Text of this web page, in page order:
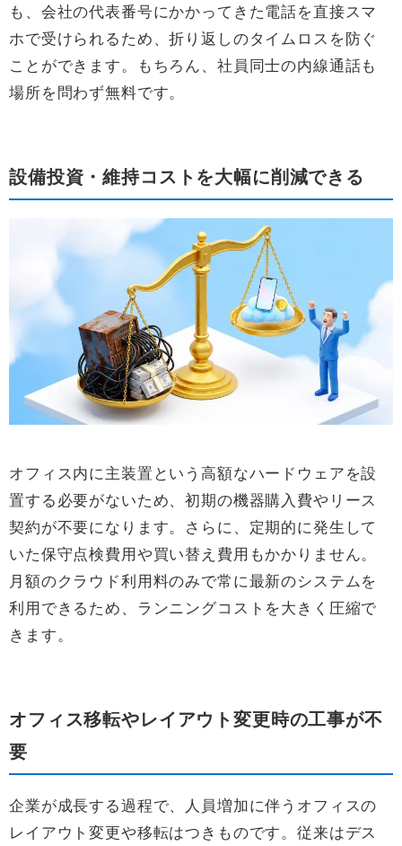
も、会社の代表番号にかかってきた電話を直接スマ
ホで受けられるため、折り返しのタイムロスを防ぐ
ことができます。もちろん、社員同士の内線通話も
場所を問わず無料です。
設備投資・維持コストを大幅に削減できる
オフィス内に主装置という高額なハードウェアを設
置する必要がないため、初期の機器購入費やリース
契約が不要になります。さらに、定期的に発生して
いた保守点検費用や買い替え費用もかかりません。
月額のクラウド利用料のみで常に最新のシステムを
利用できるため、ランニングコストを大きく圧縮で
きます。
オフィス移転やレイアウト変更時の工事が不
要
企業が成長する過程で、人員増加に伴うオフィスの
レイアウト変更や移転はつきものです。従来はデス